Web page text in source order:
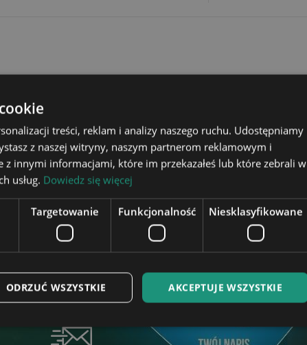
treści, reklam i analizy naszego ruchu. Udostępniamy
z naszej witryny, naszym partnerom reklamowym i
z innymi informacjami, które im przekazałeś lub które zebrali w
usług. Dowiedz się więcej
Targetowanie Funkcjonalność Niesklasyfikowane
AKCEPTUJE WSZYSTKIE
ODRZUĆ WSZYSTKIE